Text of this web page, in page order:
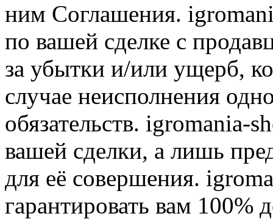
ним Соглашения.
по вашей сделке с
за убытки и/или ущерб,
случае неисполнения
обязательств. igromania-
вашей сделки, а лишь
для её совершения.
гарантировать вам 100%